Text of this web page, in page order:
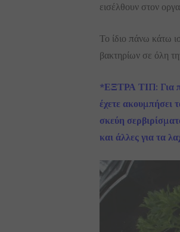
εισέλθουν στον
Το ίδιο πάνω κάτω
βακτηρίων σε όλη
*ΕΞΤΡΑ ΤΙΠ: Για
έχετε ακουμπήσει
σκεύη
και άλλες για τα